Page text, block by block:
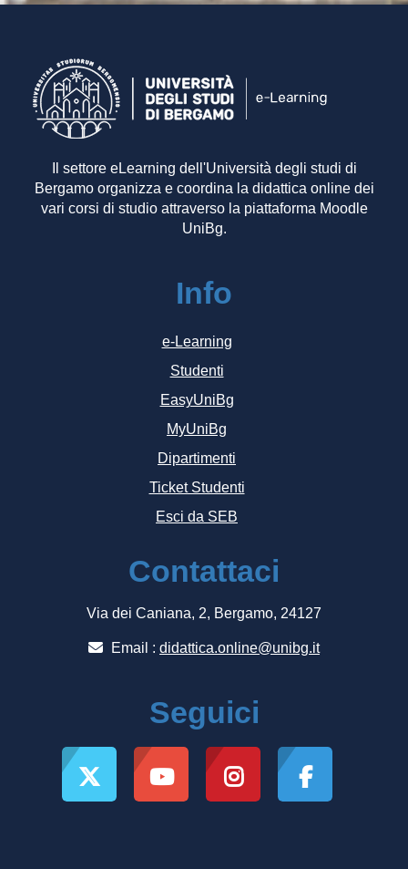
Il settore eLearning dell'Università degli studi di
Bergamo organizza e coordina la didattica online dei
vari corsi di studio attraverso la piattaforma Moodle
UniBg.
Info
e-Learning
Studenti
EasyUniBg
MyUniBg
Dipartimenti
Ticket Studenti
Esci da SEB
Contattaci
Via dei Caniana, 2, Bergamo, 24127
Email : didattica.online@unibg.it
Seguici